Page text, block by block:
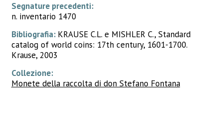
Segnature precedenti:
n. inventario 1470
Bibliografia: KRAUSE C.L. e MISHLER C., Standard
catalog of world coins: 17th century, 1601-1700.
Krause, 2003
Collezione:
Monete della raccolta di don Stefano Fontana